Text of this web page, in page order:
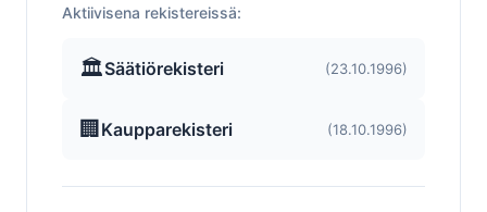
Aktiivisena rekistereissä:
🏛️Säätiörekisteri (23.10.1996)
🏢 Kaupparekisteri (18.10.1996)